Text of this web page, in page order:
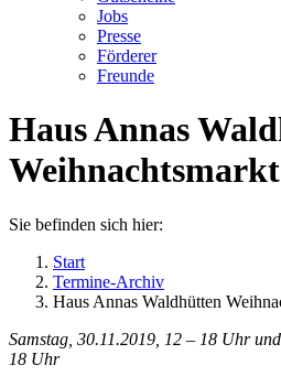
Jobs
Presse
Förderer
Freunde
Haus Annas
Weihnachtsmarkt
Sie befinden sich hier:
Start
Termine-Archiv
Haus Annas Waldhütten
Samstag, 30.11.2019, 12 – 18 Uhr
18 Uhr